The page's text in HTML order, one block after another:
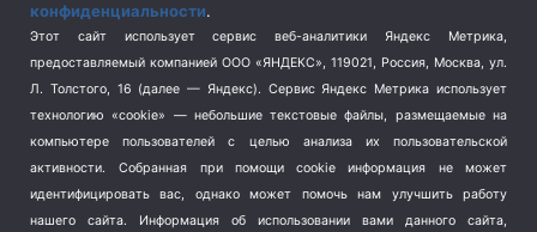
Спорт (740)
Терроризм (1)
Транспорт (262)
Туризм (178)
Флот (76)
конфиденциальности.
Этот сайт использует сервис веб-аналитики Яндекс Метрика,
предоставляемый компанией ООО «ЯНДЕКС», 119021, Россия, Москва, ул.
Л. Толстого, 16 (далее — Яндекс). Сервис Яндекс Метрика использует
технологию «cookie» — небольшие текстовые файлы, размещаемые на
компьютере пользователей с целью анализа их пользовательской
активности.
Собранная при помощи cookie информация не может
идентифицировать вас, однако может помочь нам улучшить работу
нашего сайта. Информация об использовании вами данного сайта,